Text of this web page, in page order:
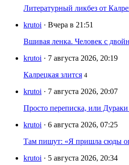
Литературный ликбез от
krutoi · Вчера в 21:51
Вшивая ленка. Человек с
krutoi · 7 августа 2026, 20:19
Калрецкая злится 4
krutoi · 7 августа 2026, 20:07
Просто переписка, или
krutoi · 6 августа 2026, 07:25
Там пишут: «Я пришла сюды
krutoi · 5 августа 2026, 20:34